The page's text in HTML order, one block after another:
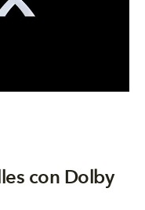
con Dolby